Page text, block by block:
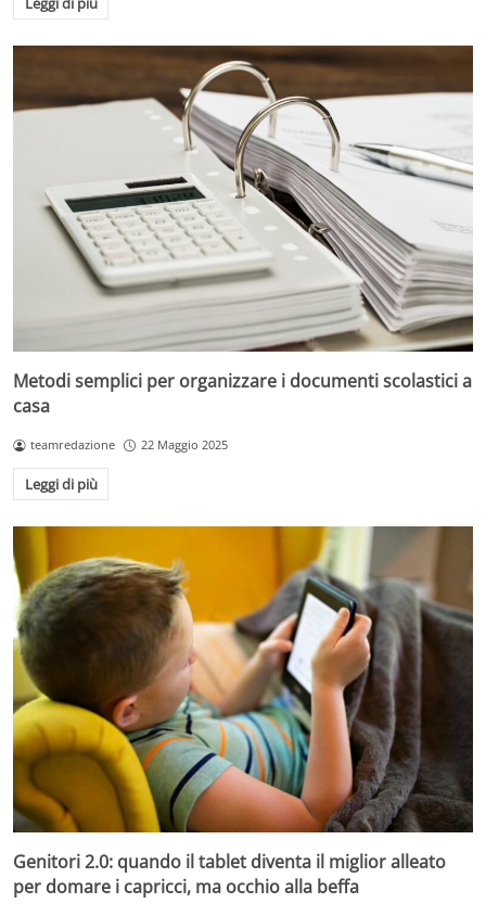
Metodi semplici per organizzare i documenti scolastici a
casa
teamredazione 22 Maggio 2025
Leggi di più
Genitori 2.0: quando il tablet diventa il miglior alleato
per domare i capricci, ma occhio alla beffa